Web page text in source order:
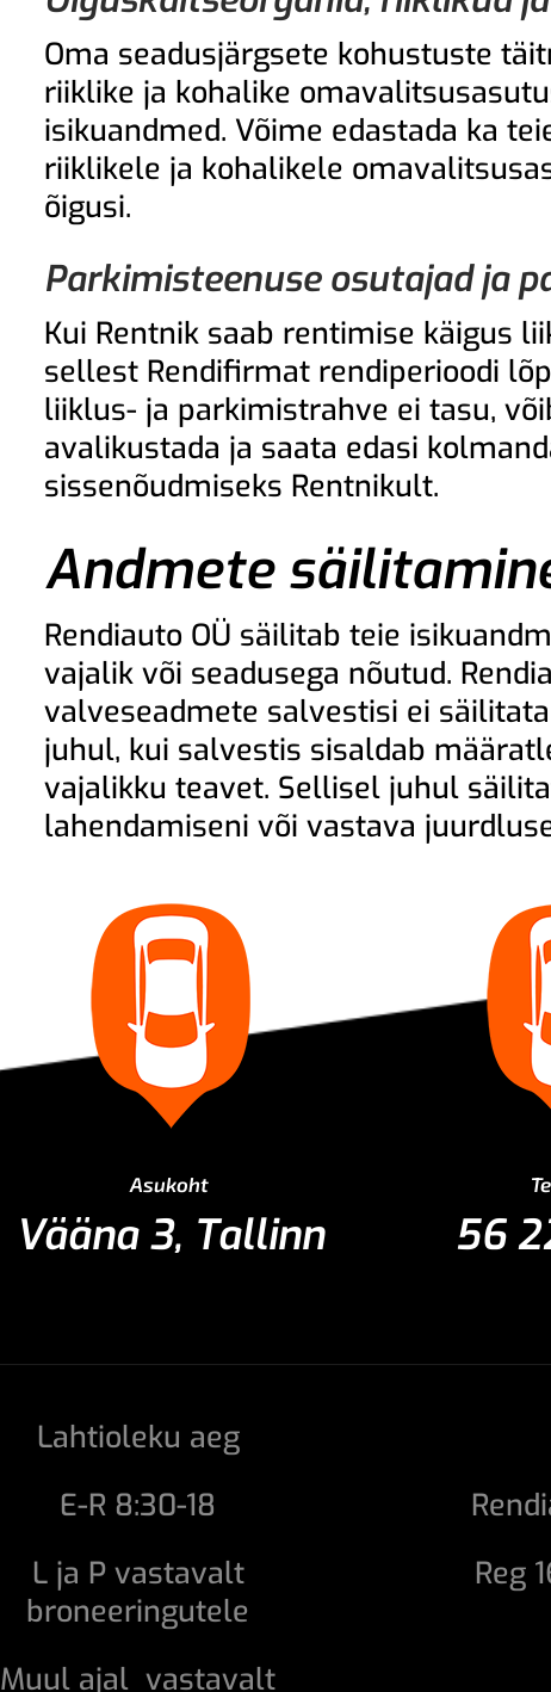
Oma seadusjärgsete kohustuste
riiklike ja kohalike
isikuandmed. Võime edastada ka
riiklikele ja kohalikele
õigusi.
Parkimisteenuse osutajad ja
Kui Rentnik saab rentimise käigus
sellest Rendifirmat rendiperioodi
liiklus- ja parkimistrahve ei tasu,
avalikustada ja saata edasi
sissenõudmiseks Rentnikult.
Andmete
Rendiauto OÜ säilitab teie
vajalik või seadusega nõutud.
valveseadmete salvestisi ei
juhul, kui salvestis sisaldab
vajalikku teavet. Sellisel juhul
lahendamiseni või vastava
Asukoht
Vääna 3, Tallinn 56
Lahtioleku aeg
E-R 8:30-18
L ja P vastavalt
broneeringutele
Muul ajal vastavalt
Reg